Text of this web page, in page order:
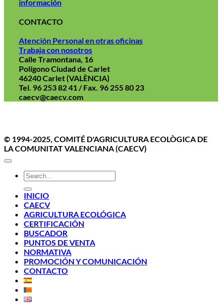
información
CONTACTO
Atención Personal en otras oficinas
Trabaja con nosotros
Calle Tramontana, 16
Polígono Ciudad de Carlet
46240 Carlet (VALÈNCIA)
Tel. 96 253 82 41 / Fax. 96 255 80 23
caecv@caecv.com
© 1994-2025, COMITÉ D'AGRICULTURA ECOLÒGICA DE
LA COMUNITAT VALENCIANA (CAECV)
INICIO
CAECV
AGRICULTURA ECOLÓGICA
CERTIFICACIÓN
BUSCADOR
PUNTOS DE VENTA
NORMATIVA
PROMOCIÓN Y COMUNICACIÓN
CONTACTO